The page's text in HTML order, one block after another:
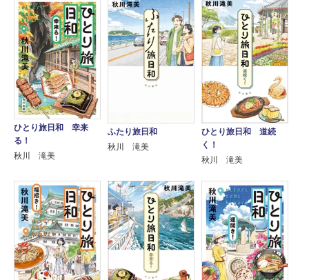
ひとり旅日和 幸来
る！
秋川 滝美
ふたり旅日和
秋川 滝美
ひとり旅日和 道続
く！
秋川 滝美